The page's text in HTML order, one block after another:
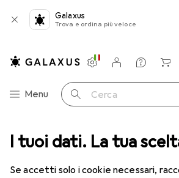
I tuoi dati. La tua
Se accetti solo i cookie necessari,
Galaxus
Trova e ordina più veloce
Categoria Navigazione
Menu Cerca
Impostazioni
Conto cliente
Liste di confronto
Liste dei desideri
Carrello
Cartucce HP TESTINA DI